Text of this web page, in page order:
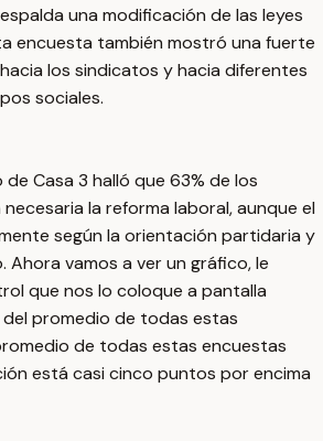
una modificación de las leyes
encuesta también mostró una fuerte
los sindicatos y hacia diferentes
sociales.
Casa 3 halló que 63% de los
la reforma laboral, aunque el
según la orientación partidaria y
Ahora vamos a ver un gráfico, le
que nos lo coloque a pantalla
promedio de todas estas
de todas estas encuestas
está casi cinco puntos por encima